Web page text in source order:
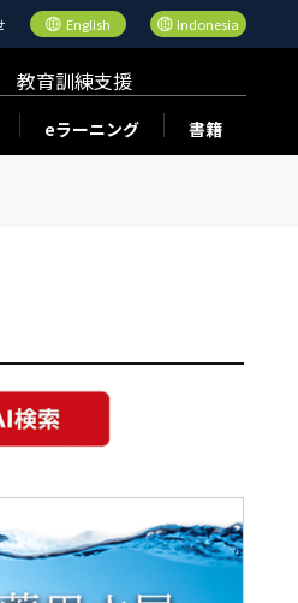
English Indonesia
教育訓練支援
eラーニング 書籍